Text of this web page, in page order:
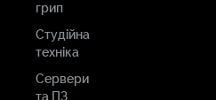
грип
Студійна
техніка
Сервери
та ПЗ